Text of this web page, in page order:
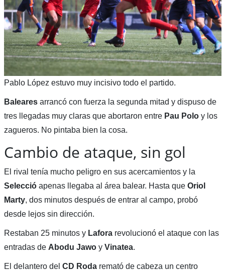
Pablo López estuvo muy incisivo todo el partido.
Balearesarrancó con fuerza la segunda mitad y dispuso de
tres llegadas muy claras que abortaron entre Pau Polo y los
zagueros. No pintaba bien la cosa.
Cambio de ataque, sin gol
El rival tenía mucho peligro en sus acercamientos y la
Seleccióapenas llegaba al área balear. Hasta que Oriol
Marty, dos minutos después de entrar al campo, probó
desde lejos sin dirección.
Restaban 25 minutos y Laforarevolucionó el ataque con las
entradas de Abodu Jawoy Vinatea.
El delantero del CD Rodaremató de cabeza un centro